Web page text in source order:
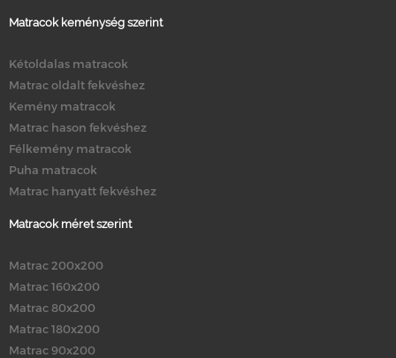
Matracok keménység szerint
Kétoldalas matracok
Matrac oldalt fekvéshez
Kemény matracok
Matrac hason fekvéshez
Félkemény matracok
Puha matracok
Matrac hanyatt fekvéshez
Matracok méret szerint
Matrac 200x200
Matrac 160x200
Matrac 80x200
Matrac 180x200
Matrac 90x200